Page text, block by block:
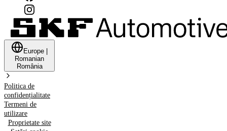
Europe
Romanian
România
Politica de
confidențialitate
Termeni de
utilizare
Proprietate site